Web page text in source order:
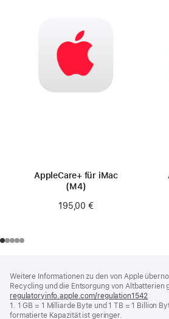
AppleCare+ für iMac
(M4)
195,00 €
Weitere Informationen zu den von Apple
Recycling und die Entsorgung von Altbatterien
regulatoryinfo.apple.com/regulation1542
ein
1. 1 GB = 1 Milliarde Byte und 1 TB = 1 Billion
formatierte Kapazität ist geringer.